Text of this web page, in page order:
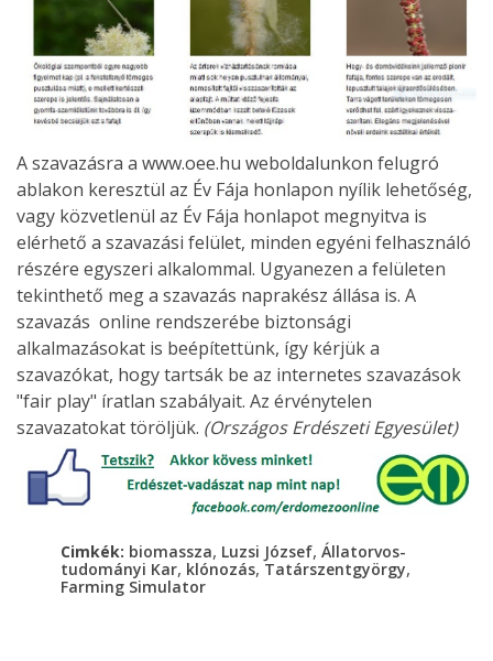
A szavazásra a www.oee.hu weboldalunkon felugró
ablakon keresztül az Év Fája honlapon nyílik lehetőség,
vagy közvetlenül az Év Fája honlapot megnyitva is
elérhető a szavazási felület, minden egyéni felhasználó
részére egyszeri alkalommal. Ugyanezen a felületen
tekinthető meg a szavazás naprakész állása is. A
szavazás online rendszerébe biztonsági
alkalmazásokat is beépítettünk, így kérjük a
szavazókat, hogy tartsák be az internetes szavazások
"fair play" íratlan szabályait. Az érvénytelen
szavazatokat töröljük. (Országos Erdészeti Egyesület)
Cimkék: biomassza, Luzsi József, Állatorvos-
tudományi Kar, klónozás,Tatárszentgyörgy,
Farming Simulator